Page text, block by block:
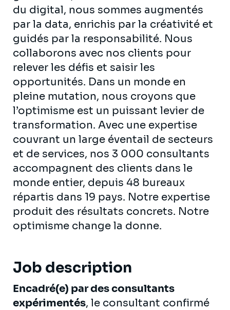
du digital, nous sommes augmentés
par la data, enrichis par la créativité et
guidés par la responsabilité. Nous
collaborons avec nos clients pour
relever les défis et saisir les
opportunités. Dans un monde en
pleine mutation, nous croyons que
l’optimisme est un puissant levier de
transformation. Avec une expertise
couvrant un large éventail de secteurs
et de services, nos 3 000 consultants
accompagnent des clients dans le
monde entier, depuis 48 bureaux
répartis dans 19 pays. Notre expertise
produit des résultats concrets. Notre
optimisme change la donne.
Job description
Encadré(e) par des consultants
expérimentés, le consultant confirmé